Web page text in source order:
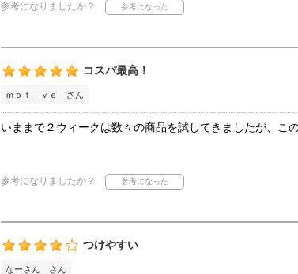
参考になりましたか？
コスパ最高！
ｍｏｔｉｖｅ さん
いままで２ウィークは数々の商品を試してきましたが、こ
参考になりましたか？
つけやすい
なーさん さん